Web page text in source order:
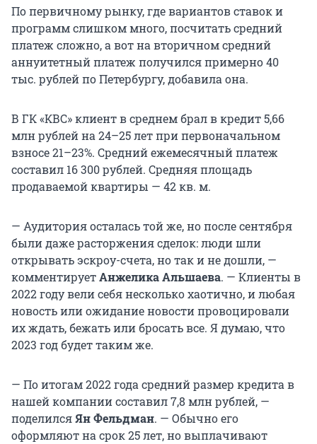
По первичному рынку, где вариантов ставок и
программ слишком много, посчитать средний
платеж сложно, а вот на вторичном средний
аннуитетный платеж получился примерно 40
тыс. рублей по Петербургу, добавила она.
В ГК «КВС» клиент в среднем брал в кредит 5,66
млн рублей на 24–25 лет при первоначальном
взносе 21–23%. Средний ежемесячный платеж
составил 16 300 рублей. Средняя площадь
продаваемой квартиры — 42 кв. м.
— Аудитория осталась той же, но после сентября
были даже расторжения сделок: люди шли
открывать эскроу-счета, но так и не дошли, —
комментируетАнжелика Альшаева. — Клиенты в
2022 году вели себя несколько хаотично, и любая
новость или ожидание новости провоцировали
их ждать, бежать или бросать все. Я думаю, что
2023 год будет таким же.
— По итогам 2022 года средний размер кредита в
нашей компании составил 7,8 млн рублей, —
поделилсяЯн Фельдман. — Обычно его
оформляют на срок 25 лет, но выплачивают